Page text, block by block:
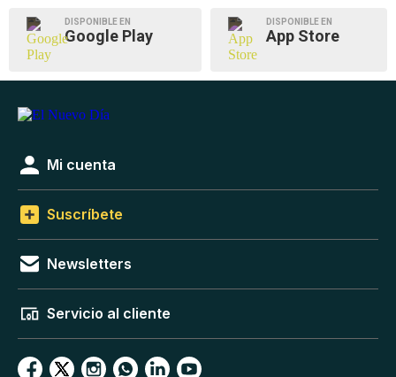
DISPONIBLE EN
Google Play
DISPONIBLE EN
App Store
Mi cuenta
Suscríbete
Newsletters
Servicio al cliente